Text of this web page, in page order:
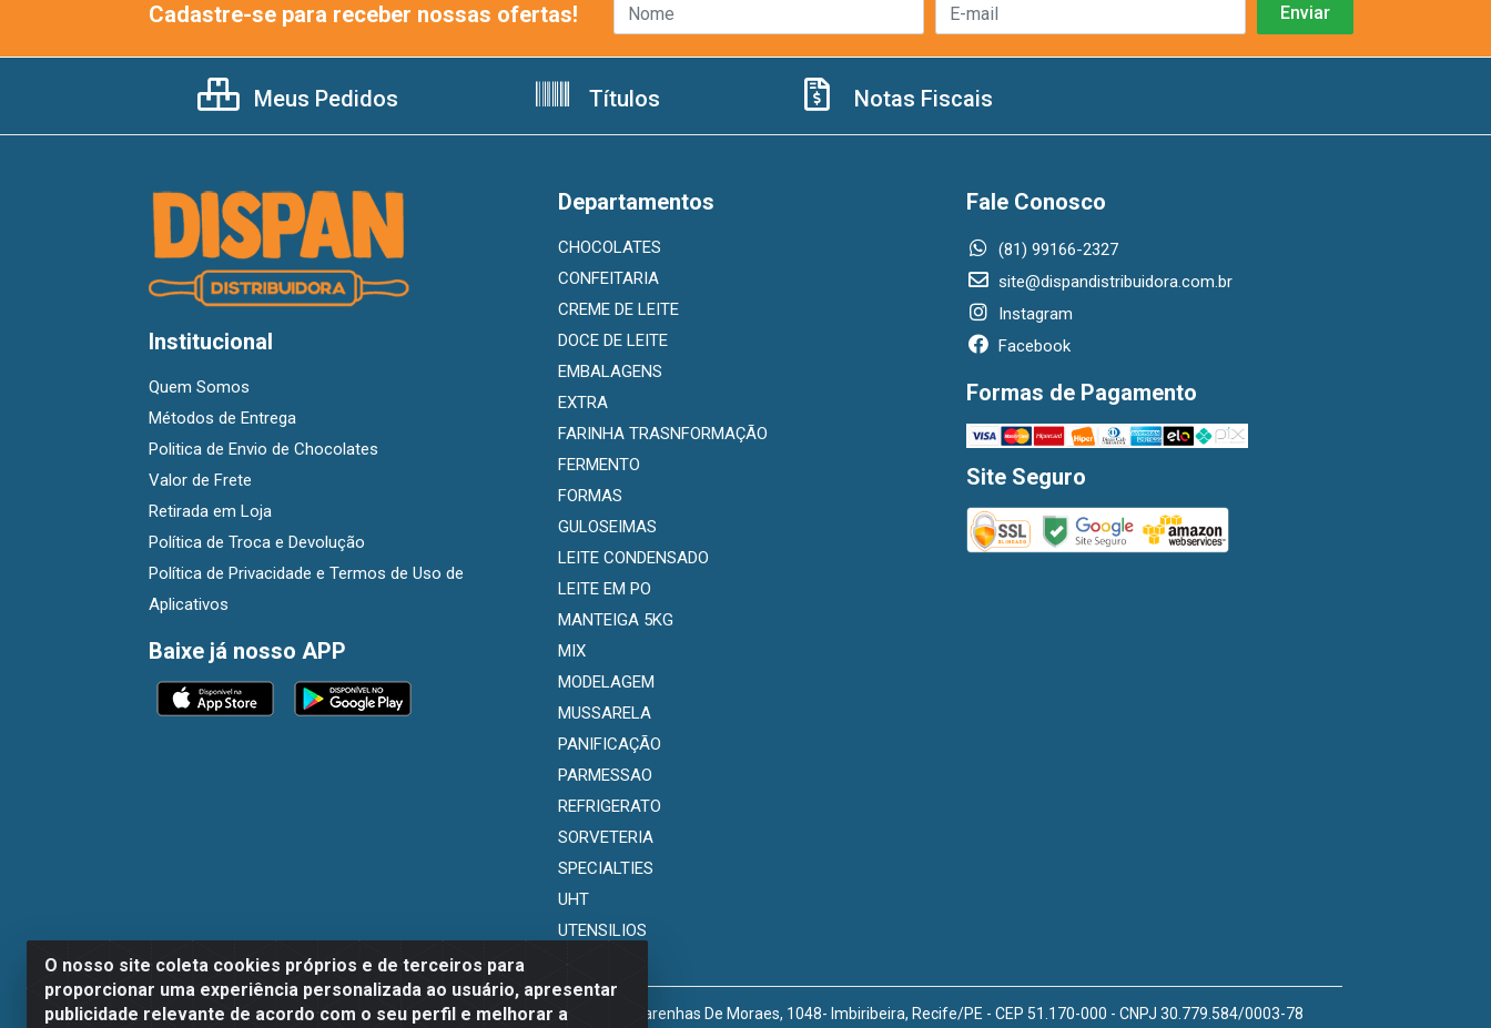
O nosso site coleta cookies próprios e de terceiros para
proporcionar uma experiência personalizada ao usuário, apresentar
publicidade relevante de acordo com o seu perfil e melhorar a
Cadastre-se para receber nossas ofertas!
Meus Pedidos Títulos Notas Fiscais
Institucional
Quem Somos
Métodos de Entrega
Politica de Envio de Chocolates
Valor de Frete
Retirada em Loja
Política de Troca e Devolução
Política de Privacidade e Termos de Uso de
Aplicativos
Baixe já nosso APP
Departamentos
CHOCOLATES
CONFEITARIA
CREME DE LEITE
DOCE DE LEITE
EMBALAGENS
EXTRA
FARINHA TRASNFORMAÇÃO
FERMENTO
FORMAS
GULOSEIMAS
LEITE CONDENSADO
LEITE EM PO
MANTEIGA 5KG
MIX
MODELAGEM
MUSSARELA
PANIFICAÇÃO
PARMESSAO
REFRIGERATO
SORVETERIA
SPECIALTIES
UHT
UTENSILIOS
Fale Conosco
(81) 99166-2327
site@dispandistribuidora.com.br
Instagram
Facebook
Formas de Pagamento
Site Seguro
Dispan Distribuidora de Alimentos LTDA - Avenida Marechal Mascarenhas De Moraes, 1048- Imbiribeira, Recife/PE - CEP 51.170-000 - CNPJ 30.779.584/0003-78